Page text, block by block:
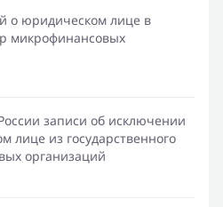
о юридическом лице в
микрофинансовых
записи об исключении
лице из государственного
организаций